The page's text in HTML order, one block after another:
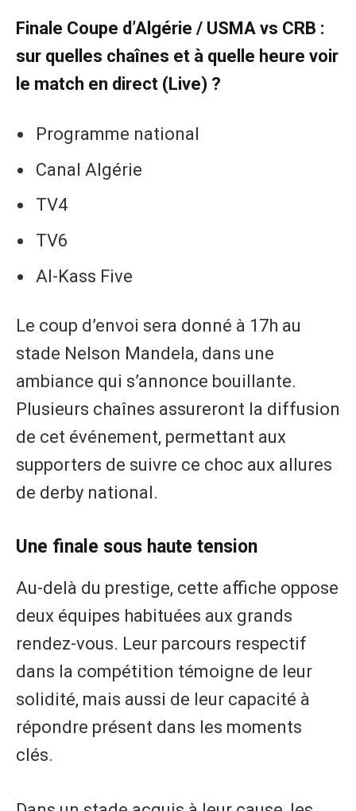
Finale Coupe d’Algérie / USMA vs CRB :
sur quelles chaînes et à quelle heure voir
le match en direct (Live) ?
Programme national
Canal Algérie
TV4
TV6
Al-Kass Five
Le coup d’envoi sera donné à 17h au
stade Nelson Mandela, dans une
ambiance qui s’annonce bouillante.
Plusieurs chaînes assureront la diffusion
de cet événement, permettant aux
supporters de suivre ce choc aux allures
de derby national.
Une finale sous haute tension
Au-delà du prestige, cette affiche oppose
deux équipes habituées aux grands
rendez-vous. Leur parcours respectif
dans la compétition témoigne de leur
solidité, mais aussi de leur capacité à
répondre présent dans les moments
clés.